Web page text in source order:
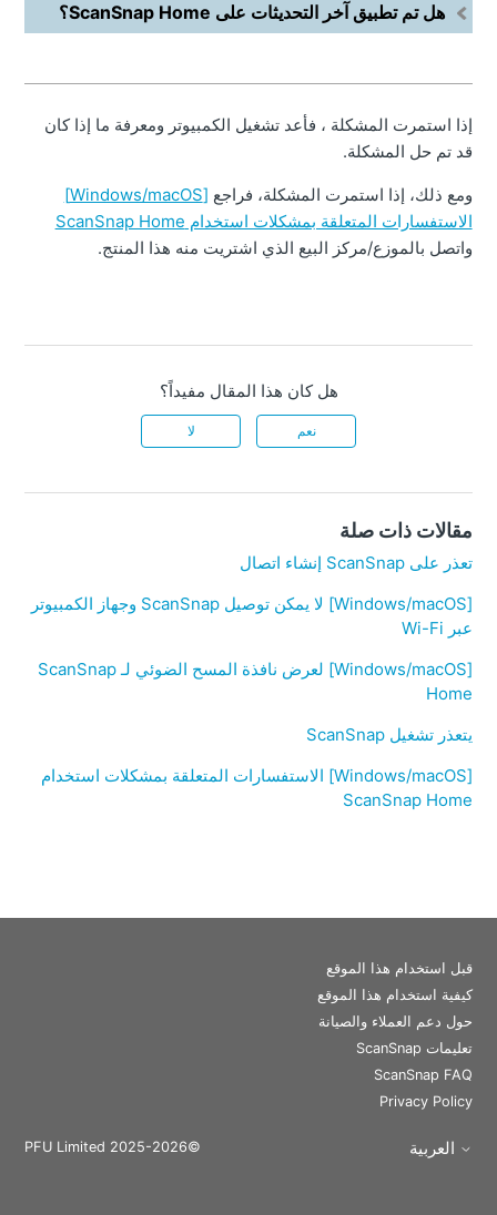
هل تم تطبيق آخر التحديثات على ScanSnap Home؟
إذا استمرت المشكلة ، فأعد تشغيل الكمبيوتر ومعرفة ما إذا كان
قد تم حل المشكلة.
ومع ذلك، إذا استمرت المشكلة، فراجع
[Windows/macOS]
الاستفسارات المتعلقة بمشكلات استخدام ScanSnap Home
واتصل بالموزع/مركز البيع الذي اشتريت منه هذا المنتج.
هل كان هذا المقال مفيداً؟
نعم لا
مقالات ذات صلة
تعذر على ScanSnap إنشاء اتصال
[Windows/macOS] لا يمكن توصيل ScanSnap وجهاز الكمبيوتر
عبر Wi-Fi
[Windows/macOS] لعرض نافذة المسح الضوئي لـ ScanSnap
Home
يتعذر تشغيل ScanSnap
[Windows/macOS] الاستفسارات المتعلقة بمشكلات استخدام
ScanSnap Home
قبل استخدام هذا الموقع
كيفية استخدام هذا الموقع
حول دعم العملاء والصيانة
تعليمات ScanSnap
ScanSnap FAQ
Privacy Policy
©PFU Limited 2025-2026